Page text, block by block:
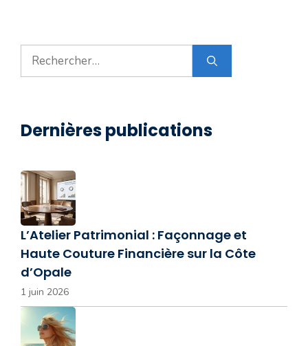
Rechercher :
Dernières publications
L’Atelier Patrimonial : Façonnage et
Haute Couture Financière sur la Côte
d’Opale
1 juin 2026